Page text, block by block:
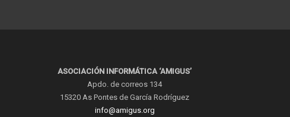
ASOCIACIÓN INFORMÁTICA ‘AMIGUS’
Apdo. de correos 134
15320 As Pontes de García Rodríguez
info@amigus.org